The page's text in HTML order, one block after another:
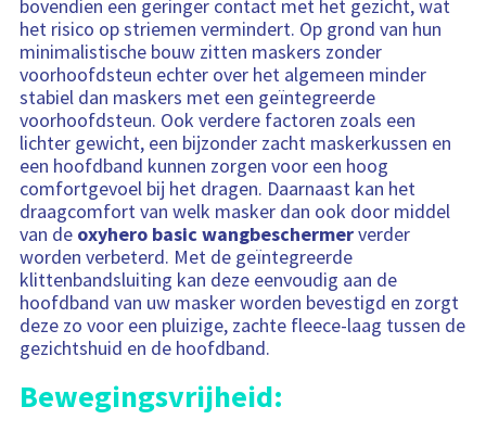
bovendien een geringer contact met het gezicht, wat
het risico op striemen vermindert. Op grond van hun
minimalistische bouw zitten maskers zonder
voorhoofdsteun echter over het algemeen minder
stabiel dan maskers met een geïntegreerde
voorhoofdsteun. Ook verdere factoren zoals een
lichter gewicht, een bijzonder zacht maskerkussen en
een hoofdband kunnen zorgen voor een hoog
comfortgevoel bij het dragen. Daarnaast kan het
draagcomfort van welk masker dan ook door middel
van de oxyhero basic wangbeschermerverder
worden verbeterd. Met de geïntegreerde
klittenbandsluiting kan deze eenvoudig aan de
hoofdband van uw masker worden bevestigd en zorgt
deze zo voor een pluizige, zachte fleece-laag tussen de
gezichtshuid en de hoofdband.
Bewegingsvrijheid: